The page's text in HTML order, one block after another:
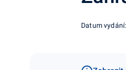
Datum